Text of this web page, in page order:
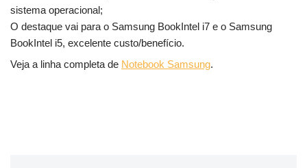
sistema operacional;
O destaque vai para o Samsung BookIntel i7 e o Samsung
BookIntel i5, excelente custo/benefício.
Veja a linha completa de Notebook Samsung.